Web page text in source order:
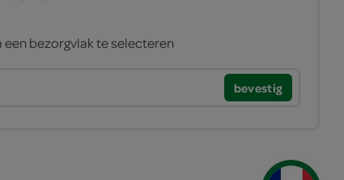
bezorgvlak te selecteren
bevestig